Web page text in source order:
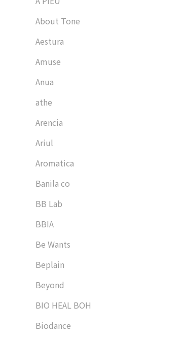
About Tone
Aestura
Amuse
Anua
athe
Arencia
Ariul
Aromatica
Banila co
BB Lab
BBIA
Be Wants
Beplain
Beyond
BIO HEAL BOH
Biodance